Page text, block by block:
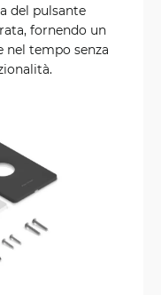
del pulsante
fornendo un
tempo senza